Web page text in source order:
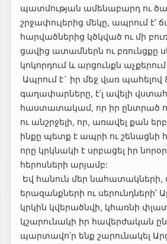
պատմության ամենաբարդ ու
շրջափուլերից մեկը, ապրում
հարվածներից կծկված ու մի
ցավից ատամներն ու բռունցքը
կոկորդում և արցունքն
Ապրում է` իր մեջ վառ պահելով
գաղափարները, է՛լ ավելի վստահ
հաստատակամ, որ իր ընտրած
ու անշրջելի, որ, առավել քան
ինքը պետք է ապրի ու շենացնի
որը կրկնակի է սրբացել իր
հերոսների արյամբ:
Եվ հանուն մեր նահատակների,
երազանքների ու սերունդների՝
կրկին կվերածնվի, կհառնի
կշարունակի իր հավերժական
պարտավո՛ր ենք շարունակել